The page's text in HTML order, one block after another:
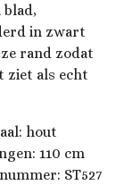
blad,
in zwart
rand zodat
ziet als echt
hout
110 cm
ST527